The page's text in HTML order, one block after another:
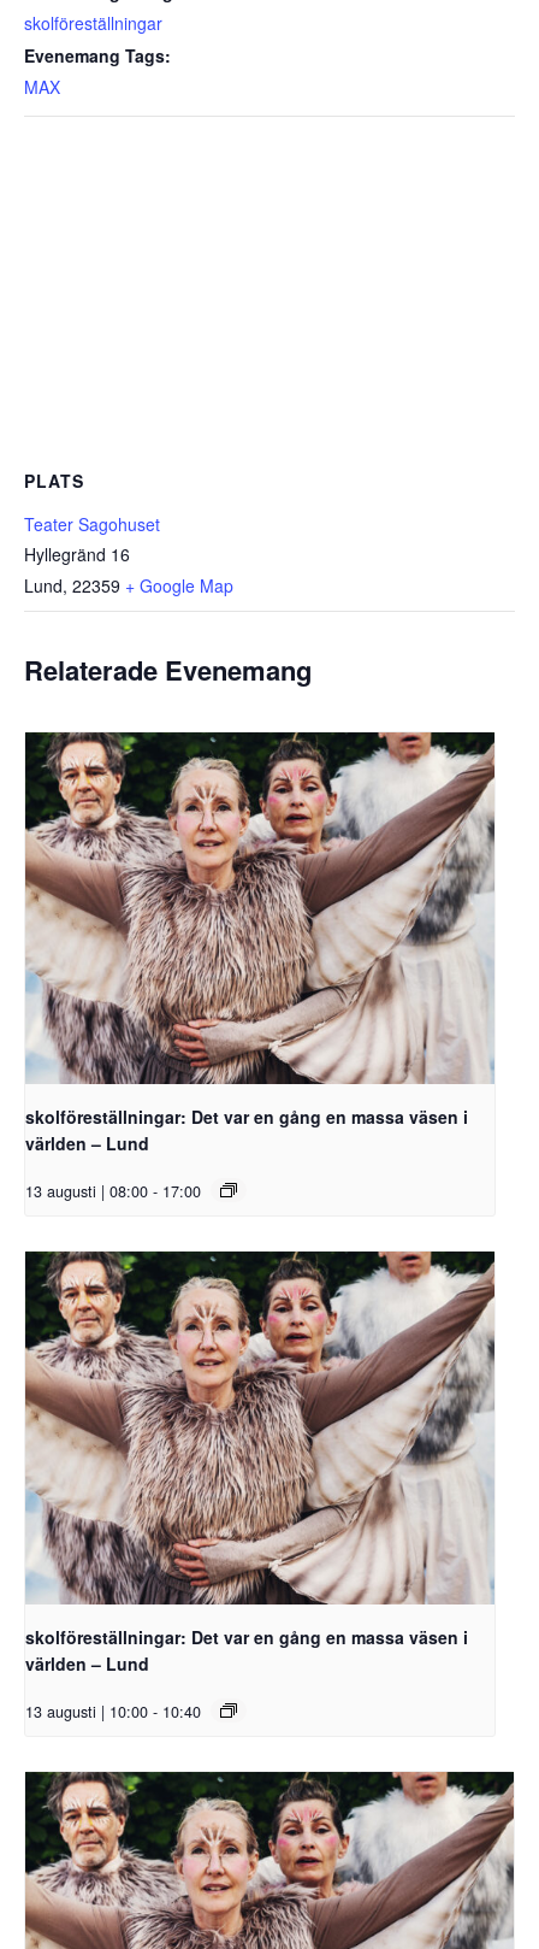
skolföreställningar
Evenemang Tags:
MAX
PLATS
Teater Sagohuset
Hyllegränd 16
Lund, 22359 + Google Map
Relaterade Evenemang
skolföreställningar: Det var en gång en massa väsen i
världen – Lund
13 augusti | 08:00 - 17:00
skolföreställningar: Det var en gång en massa väsen i
världen – Lund
13 augusti | 10:00 - 10:40